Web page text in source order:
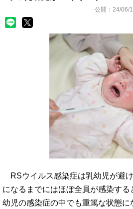
公開： 24/06/
RSウイルス感染症は乳幼児が避
になるまでにはほぼ全員が感染す
幼児の感染症の中でも重篤な状態